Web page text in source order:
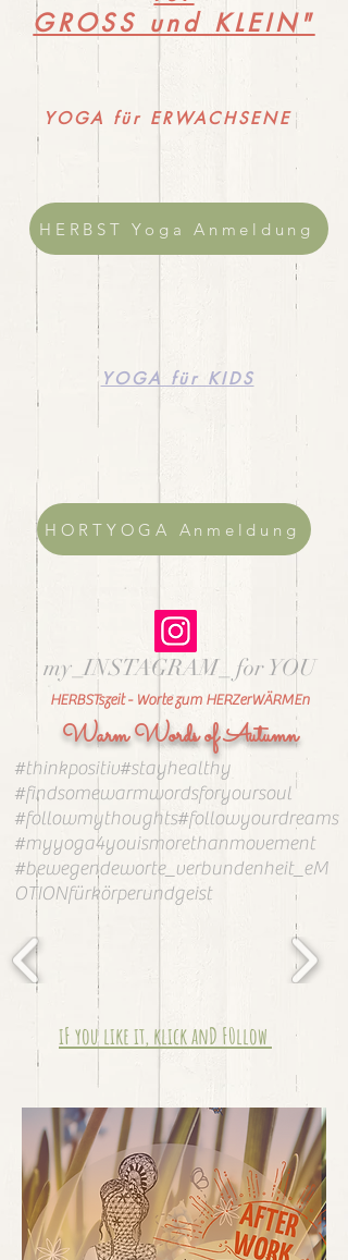
GROSS und KLEIN"
YOGA für ERWACHSENE
HERBST Yoga Anmeldung
YOGA für KIDS
HORTYOGA Anmeldung
my_INSTAGRAM_ for YOU
HERBSTszeit - Worte zum HERZerWÄRMEn
Warm Words of Autumn
#thinkpositiv#stayhealthy
#findsomewarmwordsforyoursoul
#followmythoughts#followyourdreams
#myyoga4youismorethanmovement
#bewegendeworte_verbundenheit_eM
OTIONfürkörperundgeist
iF you like it, klick anD F0llow